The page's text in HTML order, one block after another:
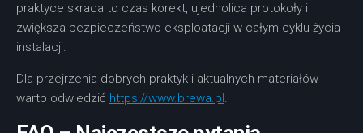
praktyce skraca to czas korekt, ujednolica protokoły i
zwiększa bezpieczeństwo eksploatacji w całym cyklu życia
instalacji.
Dla przejrzenia dobrych praktyk i aktualnych materiałów
warto odwiedzić https://www.brewa.pl.